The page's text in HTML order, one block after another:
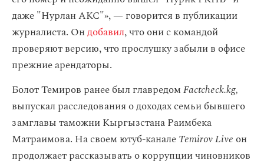
даже "Нурлан АКС"», — говорится в публикации
журналиста. Ондобавил, что они с командой
проверяют версию, что прослушку забыли в офисе
прежние арендаторы.
Болот Темиров ранее был главредомFactcheck.kg,
выпускал расследования о доходах семьибывшего
замглавы таможни Кыргызстана Раимбека
Матраимова. На своем ютуб-каналеTemirov Live он
продолжает рассказывать о коррупции чиновников